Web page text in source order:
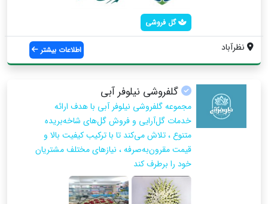
گل فروشی
نظرآباد اطلاعات بیشتر
گلفروشی نیلوفر آبی
مجموعه گلفروشی نیلوفر آبی با هدف ارائه
خدمات گل‌آرایی و فروش گل‌های شاخه‌بریده
متنوع ، تلاش می‌کند تا با ترکیب کیفیت بالا و
قیمت مقرون‌به‌صرفه ، نیازهای مختلف مشتریان
خود را برطرف کند